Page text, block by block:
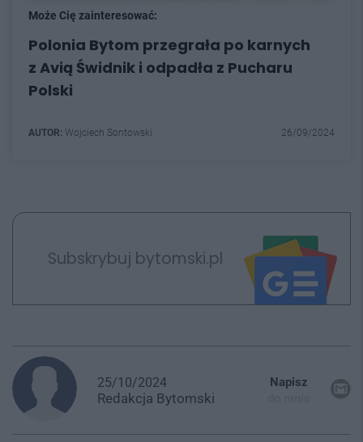
Może Cię zainteresować:
Polonia Bytom przegrała po karnych
z Avią Świdnik i odpadła z Pucharu
Polski
AUTOR: Wojciech Sontowski 26/09/2024
Subskrybuj bytomski.pl
25/10/2024
Redakcja Bytomski
Napisz